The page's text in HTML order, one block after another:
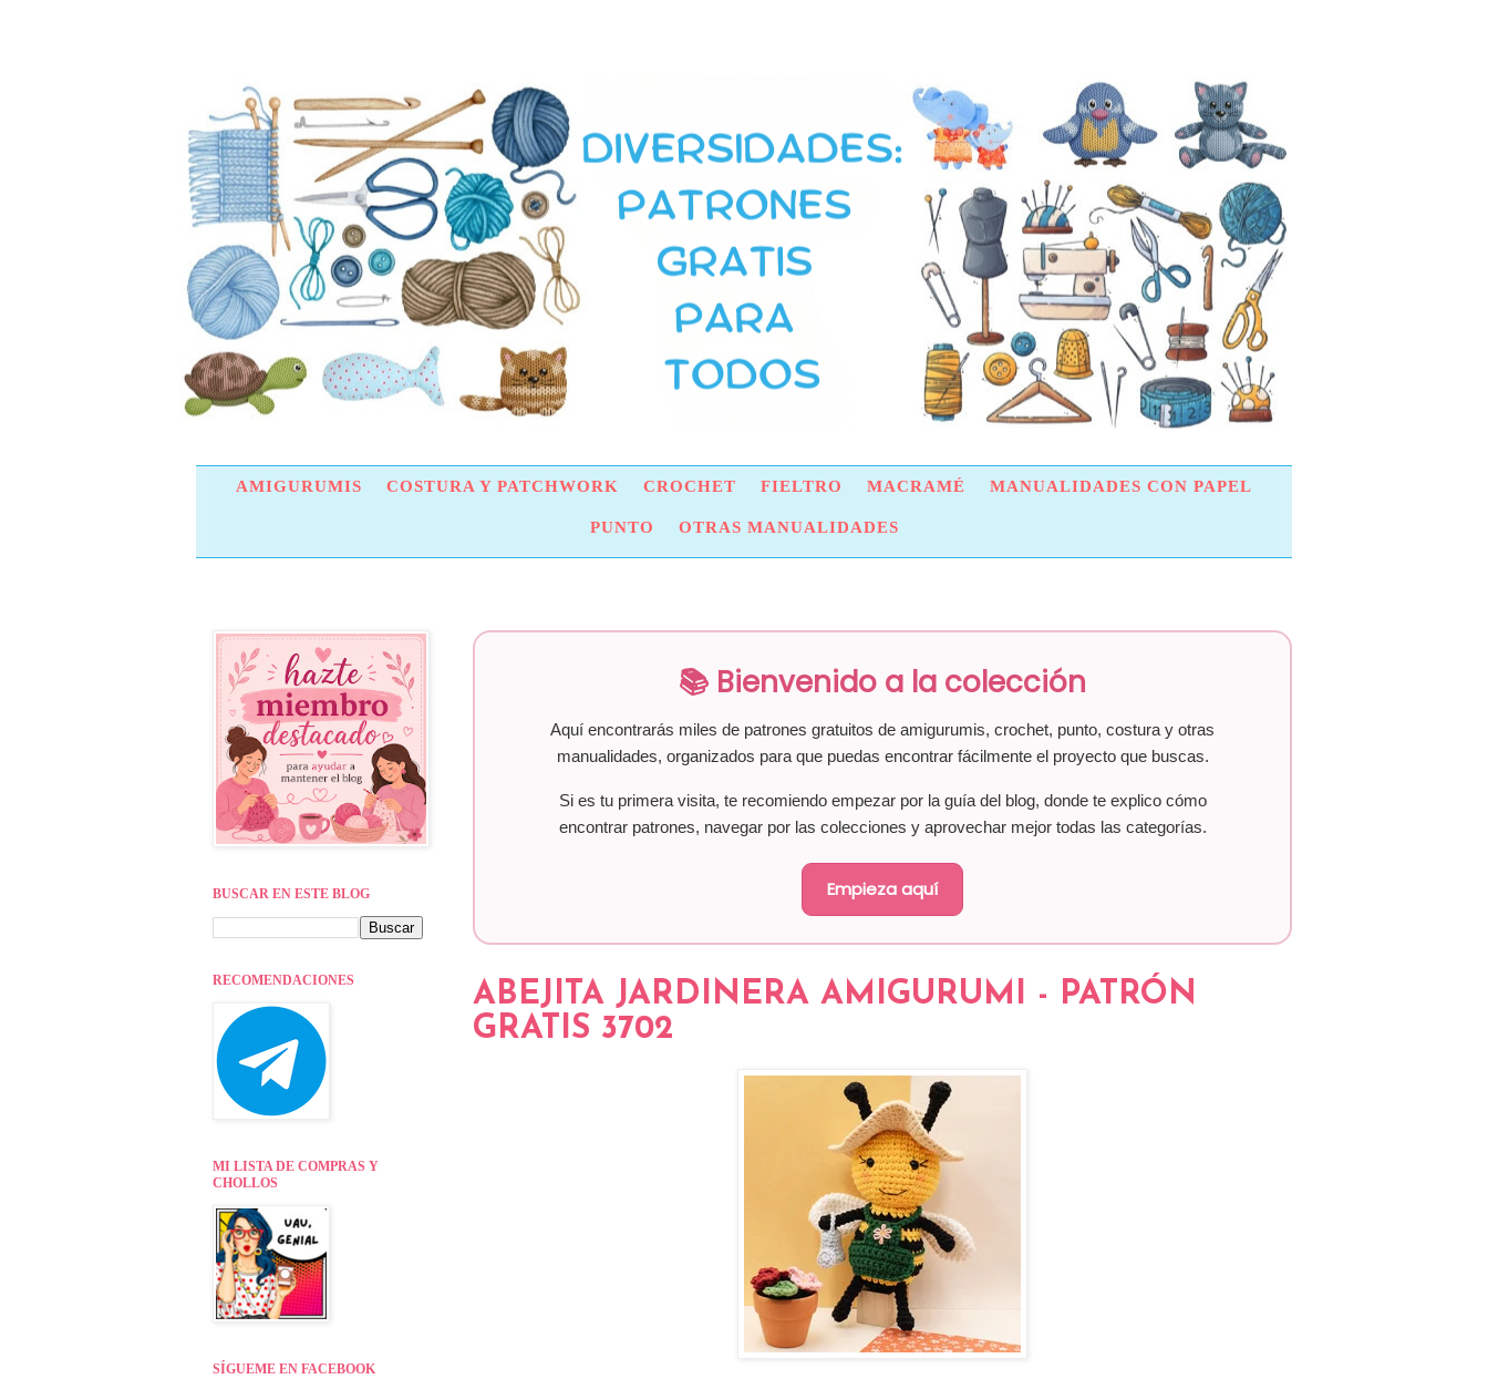
AMIGURUMIS COSTURA Y PATCHWORK CROCHET FIELTRO MACRAMÉ MANUALIDADES CON PAPEL
PUNTO OTRAS MANUALIDADES
📚 Bienvenido a la colección
Aquí encontrarás miles de patrones gratuitos de amigurumis, crochet, punto, costura y otras
manualidades, organizados para que puedas encontrar fácilmente el proyecto que buscas.
Si es tu primera visita, te recomiendo empezar por la guía del blog, donde te explico cómo
encontrar patrones, navegar por las colecciones y aprovechar mejor todas las categorías.
Empieza aquí
ABEJITA JARDINERA AMIGURUMI - PATRÓN
GRATIS 3702
BUSCAR EN ESTE BLOG
RECOMENDACIONES
MI LISTA DE COMPRAS Y
CHOLLOS
SÍGUEME EN FACEBOOK